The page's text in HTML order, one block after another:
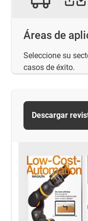
Áreas de
Seleccione su
casos de éxito.
Descargar